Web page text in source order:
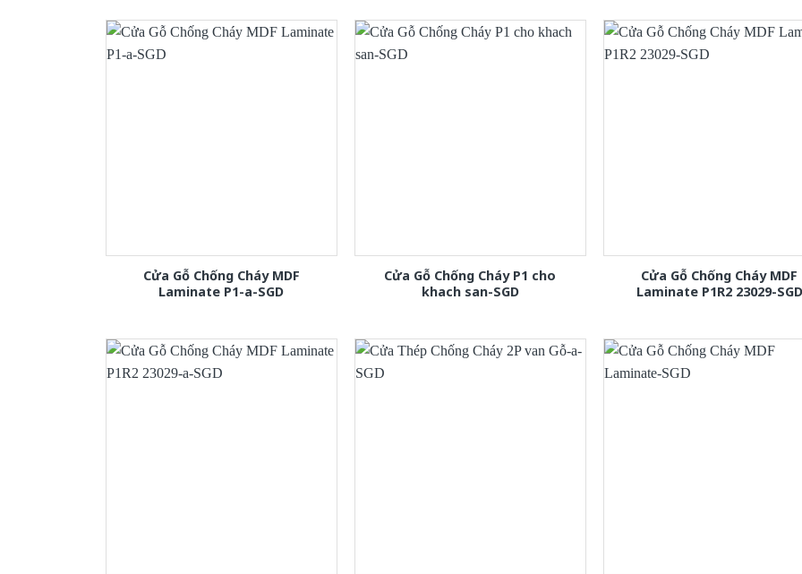
Cửa Gỗ Chống Cháy MDF
Laminate P1-a-SGD
Cửa Gỗ Chống Cháy P1 cho
khach san-SGD
Cửa Gỗ Chống Cháy MDF
Laminate P1R2 23029-SGD